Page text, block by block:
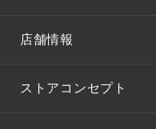
店舗情報
ストアコンセプト